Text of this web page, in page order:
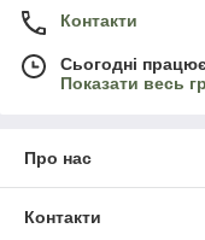
Контакти
Сьогодні
Показати весь
Про нас
Контакти